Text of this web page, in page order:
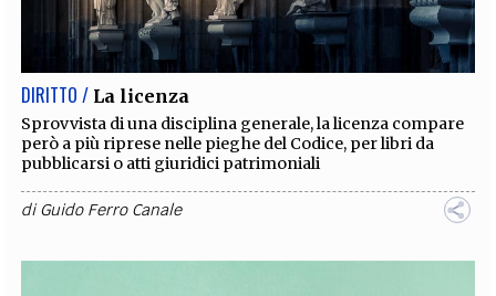
EXTRA
CODICI RUBRICHE LIBRI PROCEEDINGS PUBBLICITÀ CONTATTI
SOCIAL MEDIA
DIRITTO / La licenza
Sprovvista di una disciplina generale, la licenza compare
però a più riprese nelle pieghe del Codice, per libri da
pubblicarsi o atti giuridici patrimoniali
diGuido Ferro Canale